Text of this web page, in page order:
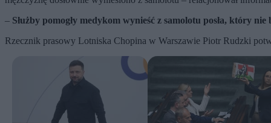
– Służby pomogły medykom wynieść z samolotu posła, który nie
Rzecznik prasowy Lotniska Chopina w Warszawie Piotr Rudzki